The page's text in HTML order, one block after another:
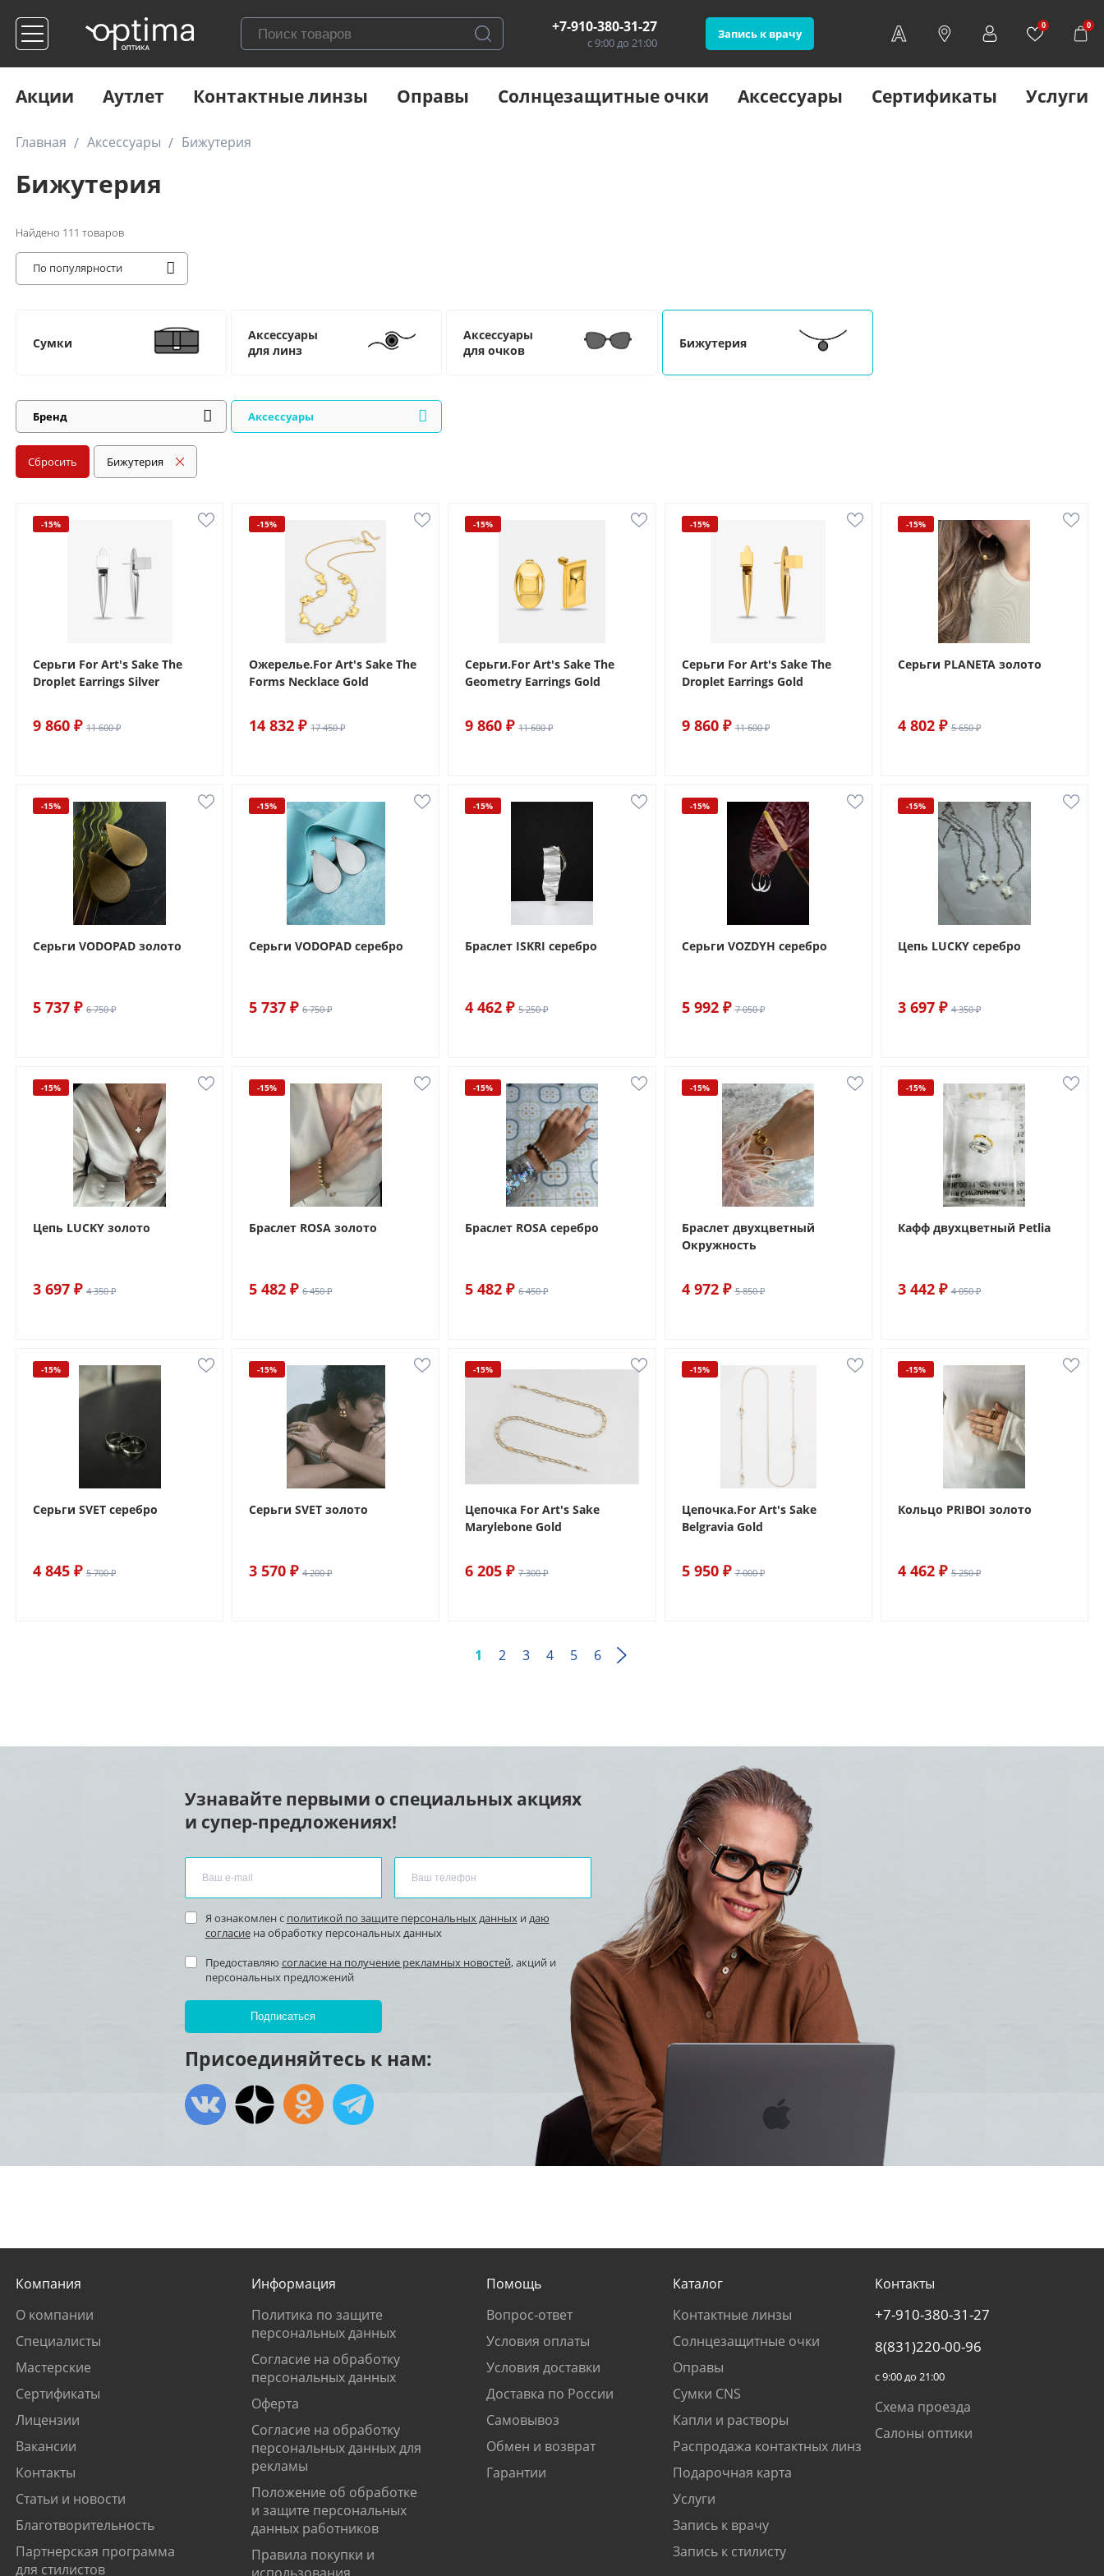
+7-910-380-31-27
с 9:00 до 21:00
Запись к врачу
0 0
Акции Аутлет Контактные линзы Оправы Солнцезащитные очки Аксессуары Сертификаты Услуги
Главная Аксессуары Бижутерия
Бижутерия
Найдено 111 товаров
По популярности
Сумки
Аксессуары
для линз
Аксессуары
для очков
Бижутерия
Бренд Аксессуары
Сбросить Бижутерия
-15%
Серьги For Art's Sake The
Droplet Earrings Silver
9 860 ₽ 11 600 ₽
-15%
Ожерелье.For Art's Sake The
Forms Necklace Gold
14 832 ₽ 17 450 ₽
-15%
Серьги.For Art's Sake The
Geometry Earrings Gold
9 860 ₽ 11 600 ₽
-15%
Серьги For Art's Sake The
Droplet Earrings Gold
9 860 ₽ 11 600 ₽
-15%
Серьги PLANETA золото
4 802 ₽ 5 650 ₽
-15%
Серьги VODOPAD золото
5 737 ₽ 6 750 ₽
-15%
Серьги VODOPAD серебро
5 737 ₽ 6 750 ₽
-15%
Браслет ISKRI серебро
4 462 ₽ 5 250 ₽
-15%
Серьги VOZDYH серебро
5 992 ₽ 7 050 ₽
-15%
Цепь LUCKY серебро
3 697 ₽ 4 350 ₽
-15%
Цепь LUCKY золото
3 697 ₽ 4 350 ₽
-15%
Браслет ROSA золото
5 482 ₽ 6 450 ₽
-15%
Браслет ROSA серебро
5 482 ₽ 6 450 ₽
-15%
Браслет двухцветный
Окружность
4 972 ₽ 5 850 ₽
-15%
Кафф двухцветный Petlia
3 442 ₽ 4 050 ₽
-15%
Серьги SVET серебро
4 845 ₽ 5 700 ₽
-15%
Серьги SVET золото
3 570 ₽ 4 200 ₽
-15%
Цепочка For Art's Sake
Marylebone Gold
6 205 ₽ 7 300 ₽
-15%
Цепочка.For Art's Sake
Belgravia Gold
5 950 ₽ 7 000 ₽
-15%
Кольцо PRIBOI золото
4 462 ₽ 5 250 ₽
1 2 3 4 5 6
Узнавайте первыми о специальных акциях
и супер-предложениях!
Я ознакомлен с политикой по защите персональных данныхи даю
согласиена обработку персональных данных
Предоставляю согласие на получение рекламных новостей, акций и
персональных предложений
Присоединяйтесь к нам:
Компания
О компании
Специалисты
Мастерские
Сертификаты
Лицензии
Вакансии
Контакты
Статьи и новости
Благотворительность
Партнерская программа
для стилистов
Информация
Политика по защите
персональных данных
Согласие на обработку
персональных данных
Оферта
Согласие на обработку
персональных данных для
рекламы
Положение об обработке
и защите персональных
данных работников
Правила покупки и
Помощь
Вопрос-ответ
Условия оплаты
Условия доставки
Доставка по России
Самовывоз
Обмен и возврат
Гарантии
Каталог
Контактные линзы
Солнцезащитные очки
Оправы
Сумки CNS
Капли и растворы
Распродажа контактных линз
Подарочная карта
Услуги
Запись к врачу
Запись к стилисту
Контакты
+7-910-380-31-27
8(831)220-00-96
с 9:00 до 21:00
Схема проезда
Салоны оптики